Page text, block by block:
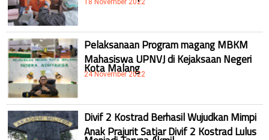
18 November 2022
Pelaksanaan Program magang MBKM
Mahasiswa UPNVJ di Kejaksaan Negeri
Kota Malang
24 November 2022
Divif 2 Kostrad Berhasil Wujudkan Mimpi
Anak Prajurit Satjar Divif 2 Kostrad Lulus
Menjadi Taruna Akmil